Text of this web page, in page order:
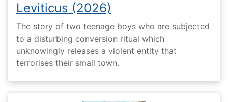
Leviticus (2026)
The story of two teenage boys who are subjected
to a disturbing conversion ritual which
unknowingly releases a violent entity that
terrorises their small town.